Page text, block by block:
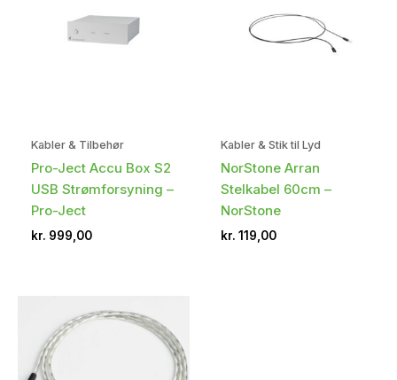
Kabler & Tilbehør
Pro-Ject Accu Box S2
USB Strømforsyning –
Pro-Ject
kr. 999,00
Kabler & Stik til Lyd
NorStone Arran
Stelkabel 60cm –
NorStone
kr. 119,00